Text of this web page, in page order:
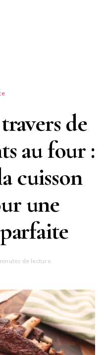
de
au four :
cuisson
une
de lecture